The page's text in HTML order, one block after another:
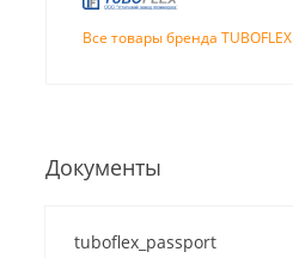
Все товары бренда TUBOFLEX
Документы
tuboflex_passport